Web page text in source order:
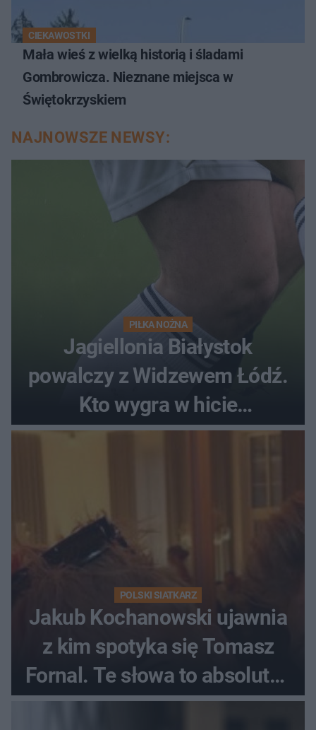
CIEKAWOSTKI
Mała wieś z wielką historią i śladami
Gombrowicza. Nieznane miejsca w
Świętokrzyskiem
NAJNOWSZE NEWSY:
PIŁKA NOŻNA
Jagiellonia Białystok
powalczy z Widzewem Łódź.
Kto wygra w hicie
Ekstraklasy?
POLSKI SIATKARZ
Jakub Kochanowski ujawnia
z kim spotyka się Tomasz
Fornal. Te słowa to absolutny
hit